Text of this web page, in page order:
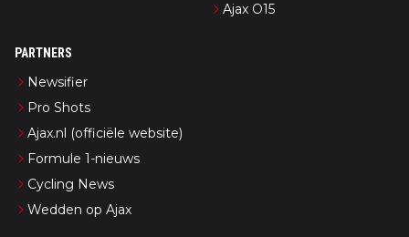
Ajax O15
PARTNERS
Newsifier
Pro Shots
Ajax.nl (officiële website)
Formule 1-nieuws
Cycling News
Wedden op Ajax